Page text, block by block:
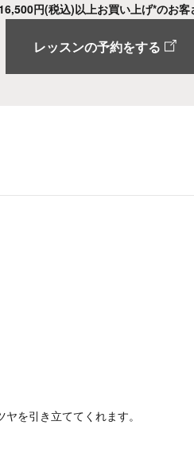
16,500円(税込)以上お買い上げ*のお客
レッスンの予約をする
を引き立ててくれます。